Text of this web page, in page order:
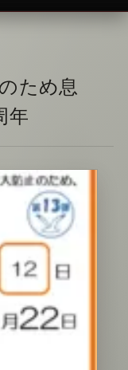
ため息
年